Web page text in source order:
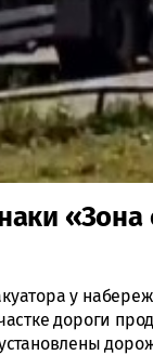
«Зона
у
дороги